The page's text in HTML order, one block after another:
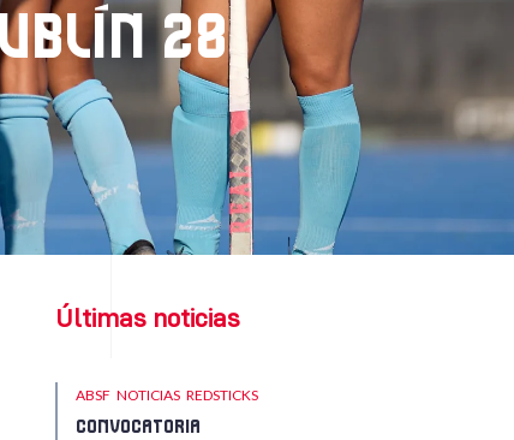
28
Últimas noticias
ABSF NOTICIAS REDSTICKS
CONVOCATORIA